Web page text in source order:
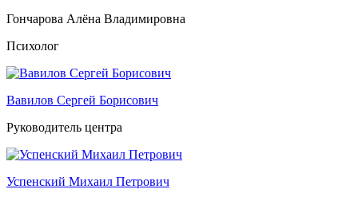
Гончарова Алёна Владимировна
Психолог
Вавилов Сергей Борисович
Руководитель центра
Успенский Михаил Петрович